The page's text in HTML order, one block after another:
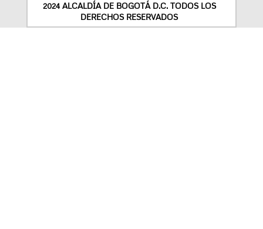
2024 ALCALDÍA DE BOGOTÁ D.C. TODOS LOS
DERECHOS RESERVADOS